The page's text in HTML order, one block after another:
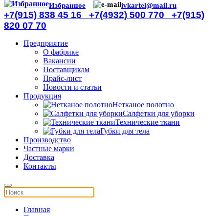
Избранное ivkartel@mail.ru
+7(915) 838 45 16 +7(4932) 500 770 +7(915)
820 07 70
Предприятие
О фабрике
Вакансии
Поставщикам
Прайс-лист
Новости и статьи
Продукция
Нетканое полотно
Салфетки для уборки
Технические ткани
Губки для тела
Производство
Частные марки
Доставка
Контакты
Главная